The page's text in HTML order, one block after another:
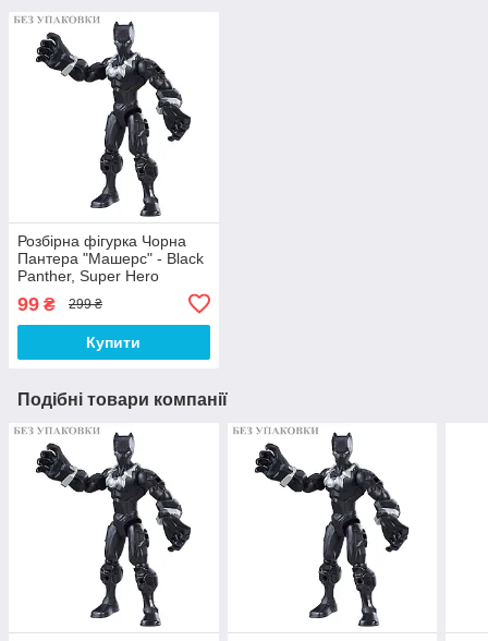
Розбірна фігурка Чорна
Пантера "Машерс" - Black
Panther, Super Hero
99 ₴ 299 ₴
Купити
Подібні товари компанії